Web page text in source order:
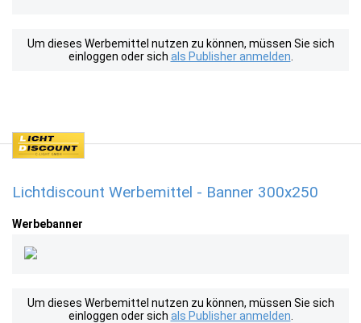
Um dieses Werbemittel nutzen zu können, müssen Sie sich
einloggen oder sich als Publisher anmelden
Lichtdiscount Werbemittel - Banner 300x250
Werbebanner
Um dieses Werbemittel nutzen zu können, müssen Sie sich
einloggen oder sich als Publisher anmelden